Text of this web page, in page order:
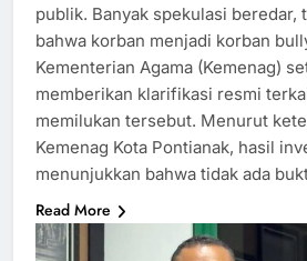
publik. Banyak spekulasi beredar,
bahwa korban menjadi korban
Kementerian Agama (Kemenag)
memberikan klarifikasi resmi
memilukan tersebut. Menurut
Kemenag Kota Pontianak, hasil
menunjukkan bahwa tidak ada
Read More